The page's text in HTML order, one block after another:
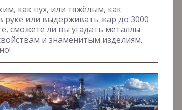
как пух, или тяжёлым, как
руке или выдерживать жар до 3000
сможете ли вы угадать металлы
и знаменитым изделиям.